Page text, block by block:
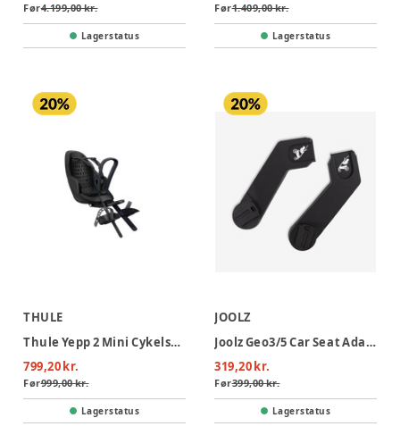
Før4.199,00 kr.
Lagerstatus
Før1.409,00 kr.
Lagerstatus
THULE
Thule Yepp 2 Mini Cykelstol - front mount - black
799,20 kr.
Før999,00 kr.
Lagerstatus
JOOLZ
Joolz Geo3/5 Car Seat Adapter Set Lower
319,20 kr.
Før399,00 kr.
Lagerstatus